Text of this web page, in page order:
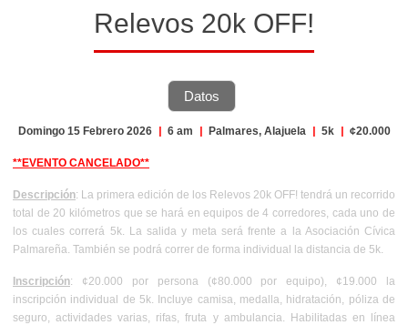
Relevos 20k OFF!
Datos
Domingo 15 Febrero 2026 | 6 am | Palmares, Alajuela | 5k | ¢20.000
**EVENTO CANCELADO**
Descripción: La primera edición de los Relevos 20k OFF! tendrá un recorrido
total de 20 kilómetros que se hará en equipos de 4 corredores, cada uno de
los cuales correrá 5k. La salida y meta será frente a la Asociación Cívica
Palmareña. También se podrá correr de forma individual la distancia de 5k.
Inscripción: ¢20.000 por persona (¢80.000 por equipo), ¢19.000 la
inscripción individual de 5k. Incluye camisa, medalla, hidratación, póliza de
seguro, actividades varias, rifas, fruta y ambulancia. Habilitadas en línea